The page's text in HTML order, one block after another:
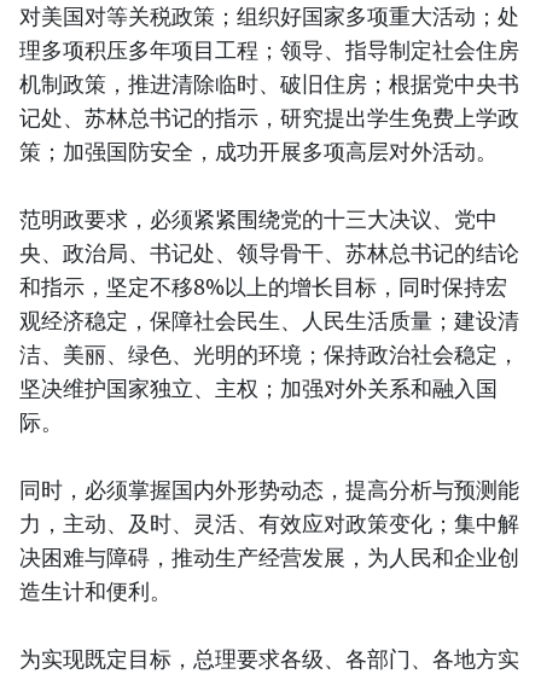
对美国对等关税政策；组织好国家多项重大活动；处
理多项积压多年项目工程；领导、指导制定社会住房
机制政策，推进清除临时、破旧住房；根据党中央书
记处、苏林总书记的指示，研究提出学生免费上学政
策；加强国防安全，成功开展多项高层对外活动。
范明政要求，必须紧紧围绕党的十三大决议、党中
央、政治局、书记处、领导骨干、苏林总书记的结论
和指示，坚定不移8%以上的增长目标，同时保持宏
观经济稳定，保障社会民生、人民生活质量；建设清
洁、美丽、绿色、光明的环境；保持政治社会稳定，
坚决维护国家独立、主权；加强对外关系和融入国
际。
同时，必须掌握国内外形势动态，提高分析与预测能
力，主动、及时、灵活、有效应对政策变化；集中解
决困难与障碍，推动生产经营发展，为人民和企业创
造生计和便利。
为实现既定目标，总理要求各级、各部门、各地方实